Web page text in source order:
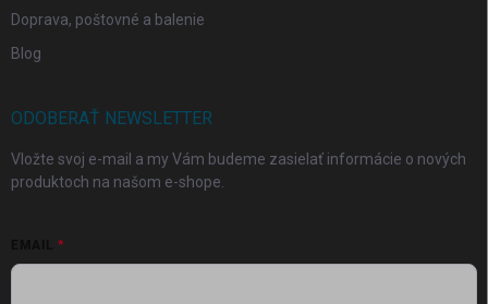
Doprava, poštovné a balenie
Blog
ODOBERAŤ NEWSLETTER
Vložte svoj e-mail a my Vám budeme zasielať informácie o nových
produktoch na našom e-shope.